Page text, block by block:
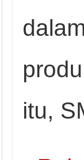
itu,